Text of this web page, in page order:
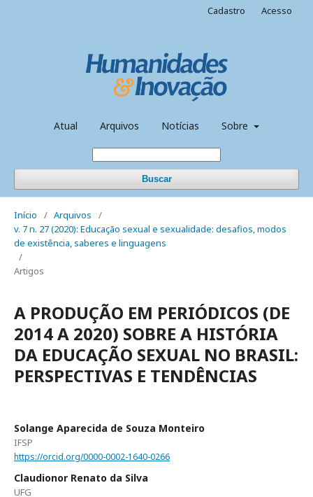
Atual Arquivos Notícias Sobre
Buscar
Cadastro Acesso
Início / Arquivos
/
v. 7 n. 27 (2020): Educação sexual e sexualidade: desafios, modos
de existência, saberes e linguagens
/
Artigos
A PRODUÇÃO EM PERIÓDICOS (DE
2014 A 2020) SOBRE A HISTÓRIA
DA EDUCAÇÃO SEXUAL NO BRASIL:
PERSPECTIVAS E TENDÊNCIAS
Solange Aparecida de Souza Monteiro
IFSP
https://orcid.org/0000-0002-1640-0266
Claudionor Renato da Silva
UFG